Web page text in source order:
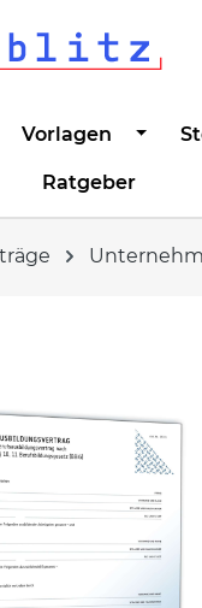
Vorlagen
Ratgeber